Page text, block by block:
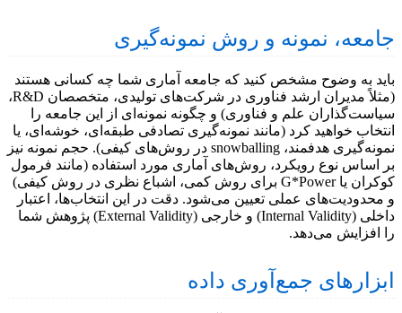
جامعه، نمونه و روش نمونه‌گیری
باید به وضوح مشخص کنید که جامعه آماری شما چه کسانی هستند
(مثلاً مدیران ارشد فناوری در شرکت‌های تولیدی، متخصصان R&D،
سیاست‌گذاران علم و فناوری) و چگونه نمونه‌ای از این جامعه را
انتخاب خواهید کرد (مانند نمونه‌گیری تصادفی طبقه‌ای، خوشه‌ای، یا
نمونه‌گیری هدفمند، snowballing در روش‌های کیفی). حجم نمونه نیز
بر اساس نوع رویکرد، روش‌های آماری مورد استفاده (مانند فرمول
کوکران یا G*Power برای روش کمی، اشباع نظری در روش کیفی)
و محدودیت‌های عملی تعیین می‌شود. دقت در این انتخاب‌ها، اعتبار
داخلی (Internal Validity) و خارجی (External Validity) پژوهش شما
را افزایش می‌دهد.
ابزارهای جمع‌آوری داده